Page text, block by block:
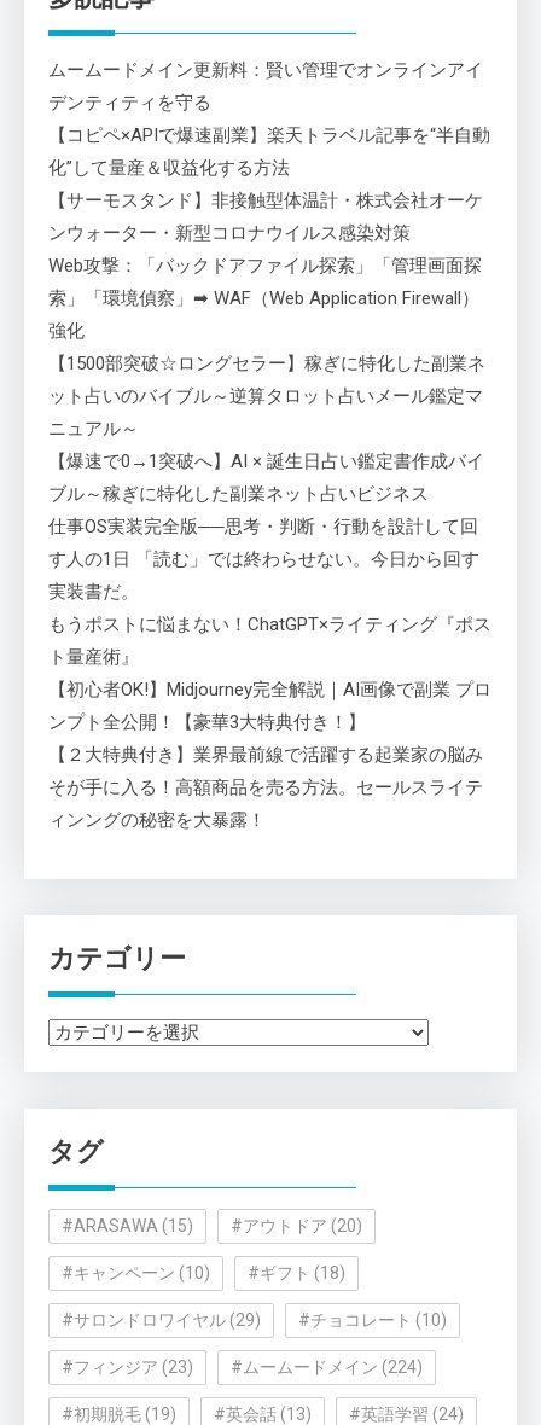
ムームードメイン更新料：賢い管理でオンラインアイ
デンティティを守る
【コピペ×APIで爆速副業】楽天トラベル記事を“半自動
化”して量産＆収益化する方法
【サーモスタンド】非接触型体温計・株式会社オーケ
ンウォーター・新型コロナウイルス感染対策
Web攻撃：「バックドアファイル探索」「管理画面探
索」「環境偵察」➡ WAF（Web Application Firewall）
強化
【1500部突破☆ロングセラー】稼ぎに特化した副業ネ
ット占いのバイブル～逆算タロット占いメール鑑定マ
ニュアル～
【爆速で0→1突破へ】AI × 誕生日占い鑑定書作成バイ
ブル～稼ぎに特化した副業ネット占いビジネス
仕事OS実装完全版──思考・判断・行動を設計して回
す人の1日 「読む」では終わらせない。今日から回す
実装書だ。
もうポストに悩まない！ChatGPT×ライティング『ポス
ト量産術』
【初心者OK!】Midjourney完全解説｜AI画像で副業 プロ
ンプト全公開！【豪華3大特典付き！】
【２大特典付き】業界最前線で活躍する起業家の脳み
そが手に入る！高額商品を売る方法。セールスライテ
ィンングの秘密を大暴露！
カテゴリー
カ
ー
タグ
#ARASAWA (15) #アウトドア (20)
#キャンペーン (10) #ギフト (18)
#サロンドロワイヤル (29) #チョコレート (10)
#フィンジア (23) #ムームードメイン (224)
#初期脱毛 (19) #英会話 (13) #英語学習 (24)